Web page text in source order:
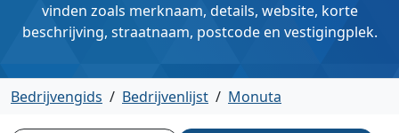
vinden zoals merknaam, details, website, korte
beschrijving, straatnaam, postcode en vestigingplek.
Bedrijvengids / Bedrijvenlijst / Monuta